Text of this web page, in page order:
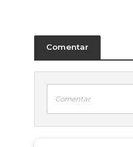
Comentar
Comentar